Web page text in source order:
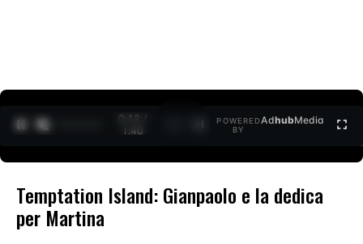
0:12 /
1:40
POWERED
BY
AdhubMedia
Temptation Island: Gianpaolo e la dedica
per Martina